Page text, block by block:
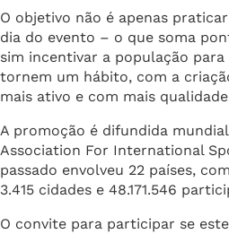
O objetivo não é apenas
dia do evento – o que soma
sim incentivar a população para
tornem um hábito, com a
mais ativo e com mais
A promoção é difundida
Association For International
passado envolveu 22 países,
3.415 cidades e 48.171.546
O convite para participar se